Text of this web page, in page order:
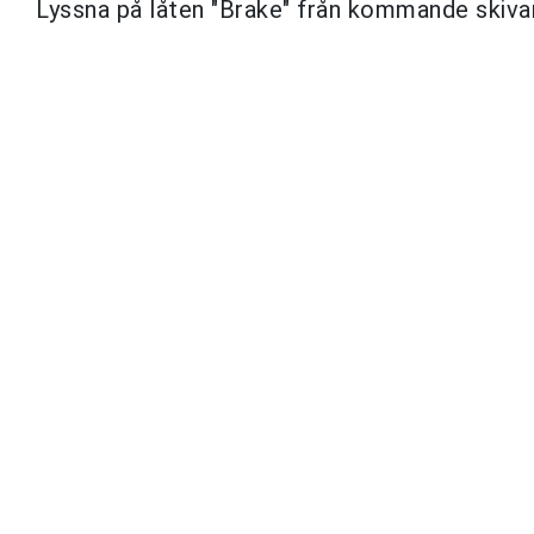
Lyssna på låten "Brake" från kommande